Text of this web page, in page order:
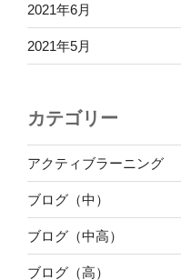
2021年6月
2021年5月
カテゴリー
アクティブラーニング
ブログ（中）
ブログ（中高）
ブログ（高）